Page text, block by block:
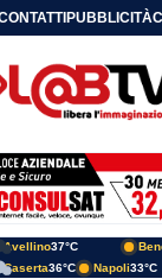
PUBBLICITÀ
Avellino37°C
Caserta36°C Napoli33°C